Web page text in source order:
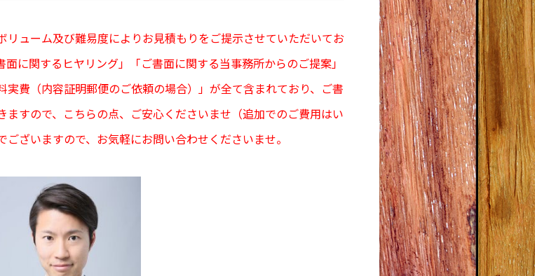
ューム及び難易度によりお見積もりをご提示させていただいてお
に関するヒヤリング」「ご書面に関する当事務所からのご提案」
実費（内容証明郵便のご依頼の場合）」が全て含まれており、ご書
すので、こちらの点、ご安心くださいませ（追加でのご費用はい
ざいますので、お気軽にお問い合わせくださいませ。